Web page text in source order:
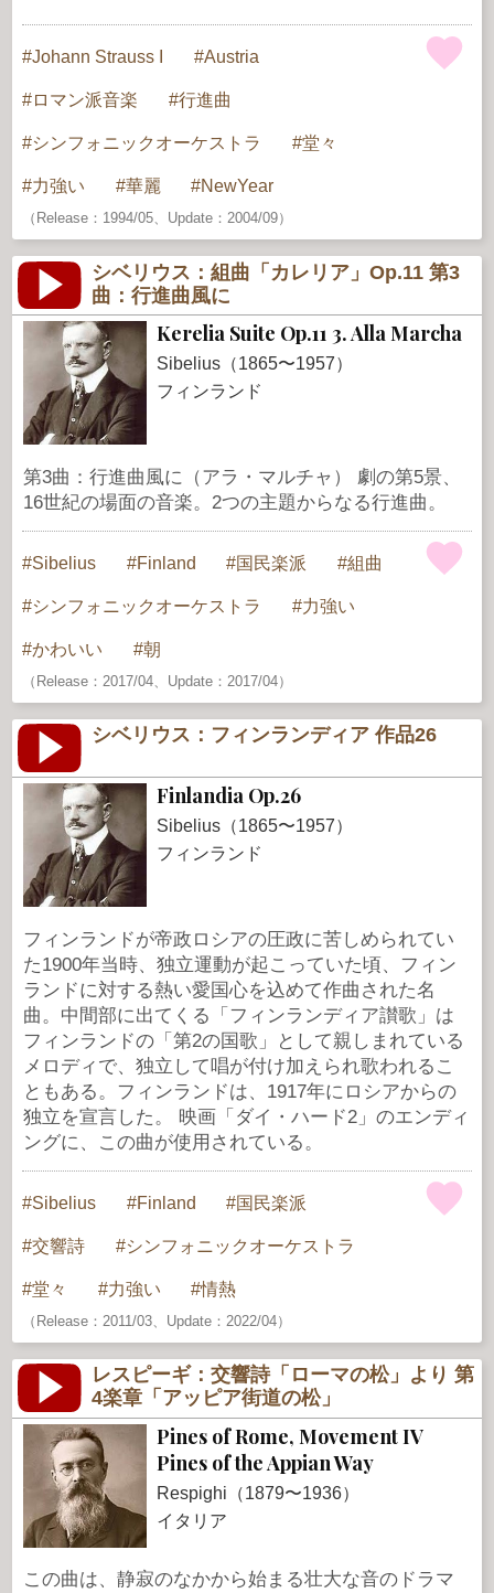
Johann Strauss I Austria
ロマン派音楽 行進曲
シンフォニックオーケストラ 堂々
力強い 華麗 NewYear
（Release：1994/05、Update：2004/09）
シベリウス：組曲「カレリア」Op.11 第3
曲：行進曲風に
Kerelia Suite Op.11 3. Alla Marcha
Sibelius（1865〜1957）
フィンランド
第3曲：行進曲風に（アラ・マルチャ） 劇の第5景、
16世紀の場面の音楽。2つの主題からなる行進曲。
Sibelius Finland 国民楽派 組曲
シンフォニックオーケストラ 力強い
かわいい 朝
（Release：2017/04、Update：2017/04）
シベリウス：フィンランディア 作品26
Finlandia Op.26
Sibelius（1865〜1957）
フィンランド
フィンランドが帝政ロシアの圧政に苦しめられてい
た1900年当時、独立運動が起こっていた頃、フィン
ランドに対する熱い愛国心を込めて作曲された名
曲。中間部に出てくる「フィンランディア讃歌」は
フィンランドの「第2の国歌」として親しまれている
メロディで、独立して唱が付け加えられ歌われるこ
ともある。フィンランドは、1917年にロシアからの
独立を宣言した。 映画「ダイ・ハード2」のエンディ
ングに、この曲が使用されている。
Sibelius Finland 国民楽派
交響詩 シンフォニックオーケストラ
堂々 力強い 情熱
（Release：2011/03、Update：2022/04）
レスピーギ：交響詩「ローマの松」より 第
4楽章「アッピア街道の松」
Pines of Rome, Movement IV
Pines of the Appian Way
Respighi（1879〜1936）
イタリア
この曲は、静寂のなかから始まる壮大な音のドラマ